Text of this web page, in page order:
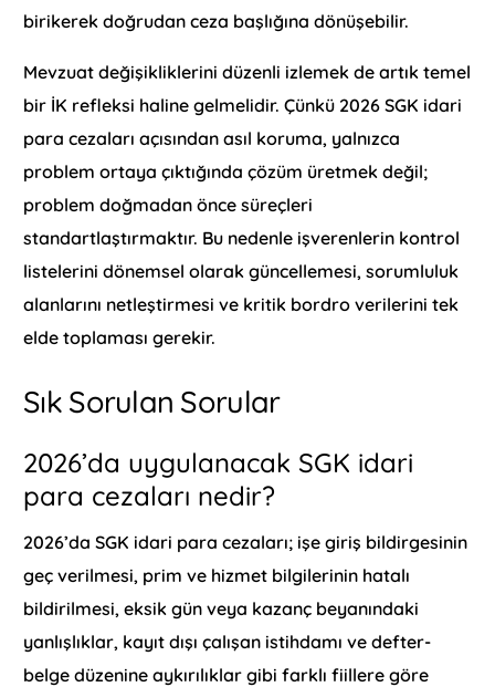
birikerek doğrudan ceza başlığına dönüşebilir.
Mevzuat değişikliklerini düzenli izlemek de artık temel
bir İK refleksi haline gelmelidir. Çünkü 2026 SGK idari
para cezaları açısından asıl koruma, yalnızca
problem ortaya çıktığında çözüm üretmek değil;
problem doğmadan önce süreçleri
standartlaştırmaktır. Bu nedenle işverenlerin kontrol
listelerini dönemsel olarak güncellemesi, sorumluluk
alanlarını netleştirmesi ve kritik bordro verilerini tek
elde toplaması gerekir.
Sık Sorulan Sorular
2026’da uygulanacak SGK idari
para cezaları nedir?
2026’da SGK idari para cezaları; işe giriş bildirgesinin
geç verilmesi, prim ve hizmet bilgilerinin hatalı
bildirilmesi, eksik gün veya kazanç beyanındaki
yanlışlıklar, kayıt dışı çalışan istihdamı ve defter-
belge düzenine aykırılıklar gibi farklı fiillere göre